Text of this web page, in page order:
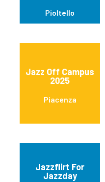
Pioltello
Jazz Off Campus
2025
Piacenza
Jazzflirt For
Jazzday